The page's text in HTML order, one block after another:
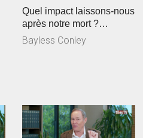
Quel impact laissons-nous
après notre mort ?
Bayless montre à la
lumière de 1...
Bayless Conley